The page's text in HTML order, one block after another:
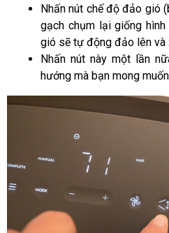
Nhấn nút chế độ đảo gió
gạch chụm lại giống
gió sẽ tự động đảo lên và
Nhấn nút này một lần
hướng mà bạn mong